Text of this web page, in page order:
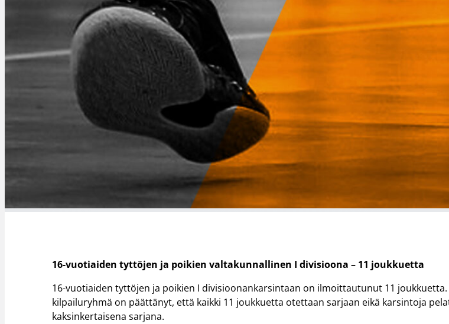
16-vuotiaiden tyttöjen ja poikien valtakunnallinen I divisioona – 11 joukkuetta
16-vuotiaiden tyttöjen ja poikien I divisioonankarsintaan on ilmoittautunut 11
kilpailuryhmä on päättänyt, että kaikki 11 joukkuetta otettaan sarjaan eikä karsintoja
kaksinkertaisena sarjana.